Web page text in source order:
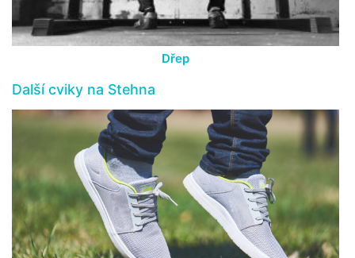
Dřep
Další cviky na Stehna